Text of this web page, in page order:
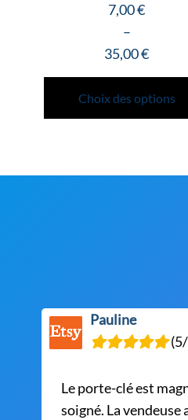
7,00€
–
35,00€
Plage
de
prix :
Choix des options
Pauline
Le porte-clé est
soigné. La vendeuse